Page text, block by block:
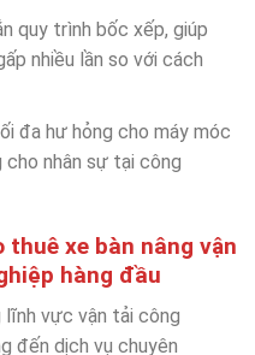
quy trình bốc xếp, giúp
nhiều lần so với cách
đa hư hỏng cho máy móc
nhân sự tại công
xe bàn nâng vận
hàng đầu
lĩnh vực vận tải công
đến dịch vụ chuyên